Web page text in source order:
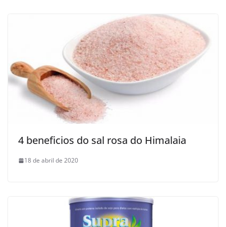
4 beneficios do sal rosa do Himalaia
18 de abril de 2020